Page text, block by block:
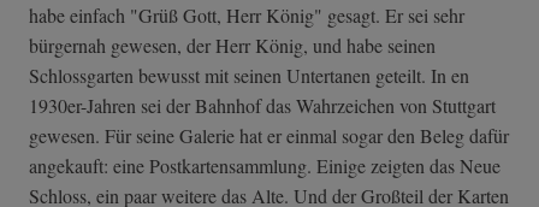
habe einfach "Grüß Gott, Herr König" gesagt. Er sei sehr
bürgernah gewesen, der Herr König, und habe seinen
Schlossgarten bewusst mit seinen Untertanen geteilt. In en
1930er-Jahren sei der Bahnhof das Wahrzeichen von Stuttgart
gewesen. Für seine Galerie hat er einmal sogar den Beleg dafür
angekauft: eine Postkartensammlung. Einige zeigten das Neue
Schloss, ein paar weitere das Alte. Und der Großteil der Karten